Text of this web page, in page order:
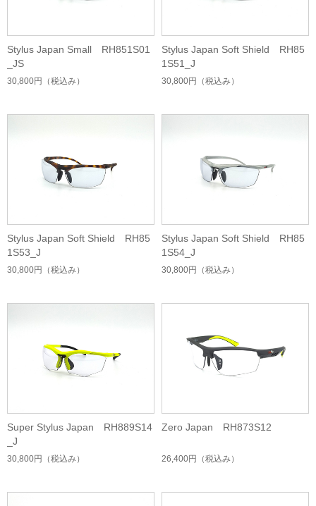
Stylus Japan Small RH851S01
_JS
30,800円 （税込み）
Stylus Japan Soft Shield RH85
1S51_J
30,800円 （税込み）
Stylus Japan Soft Shield RH85
1S53_J
30,800円 （税込み）
Stylus Japan Soft Shield RH85
1S54_J
30,800円 （税込み）
Super Stylus Japan RH889S14
_J
30,800円 （税込み）
Zero Japan RH873S12
26,400円 （税込み）